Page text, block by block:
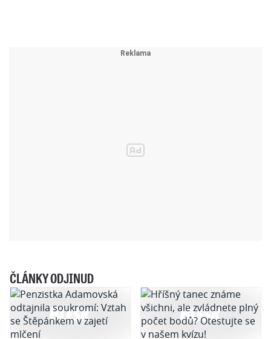
ČLÁNKY ODJINUD